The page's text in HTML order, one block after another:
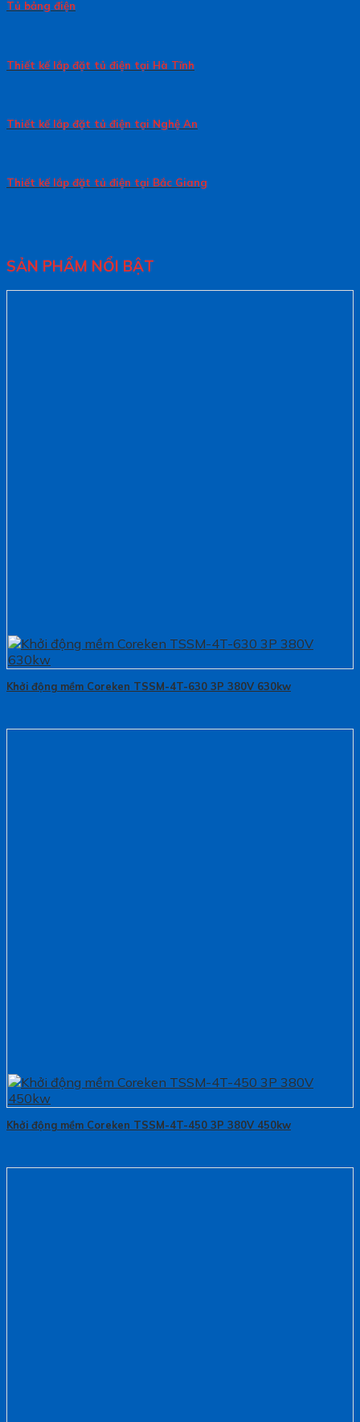
Tủ bảng điện
Thiết kế lắp đặt tủ điện tại Hà Tĩnh
Thiết kế lắp đặt tủ điện tại Nghệ An
Thiết kế lắp đặt tủ điện tại Bắc Giang
SẢN PHẨM NỔI BẬT
Khởi động mềm Coreken TSSM-4T-630 3P 380V 630kw
Khởi động mềm Coreken TSSM-4T-450 3P 380V 450kw